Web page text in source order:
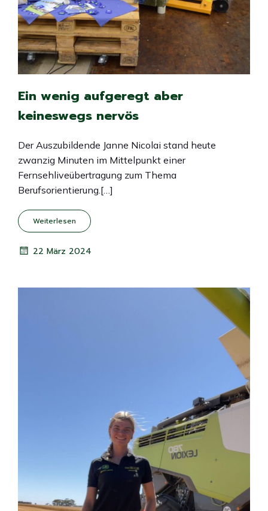
Ein wenig aufgeregt aber
keineswegs nervös
Der Auszubildende Janne Nicolai stand heute
zwanzig Minuten im Mittelpunkt einer
Fernsehliveübertragung zum Thema
Berufsorientierung.[…]
Weiterlesen
22 März 2024